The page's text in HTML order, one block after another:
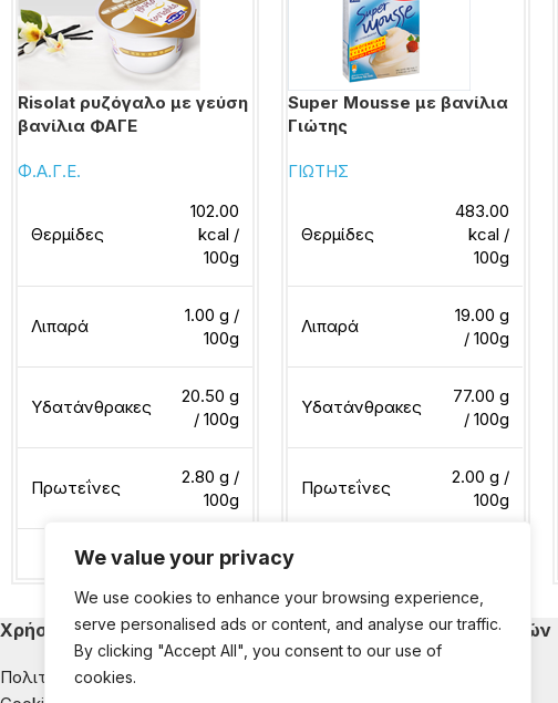
We value your privacy
We use cookies to enhance your browsing experience,
serve personalised ads or content, and analyse our traffic.
By clicking "Accept All", you consent to our use of
cookies.
Risolat ρυζόγαλο με γεύση
βανίλια ΦΑΓΕ
Φ.Α.Γ.Ε.
Θερμίδες
102.00
kcal /
100g
Λιπαρά
1.00 g /
100g
Υδατάνθρακες
20.50 g
/ 100g
Πρωτεΐνες
2.80 g /
100g
Διαβάστε περισσότερα
Super Mousse με βανίλια
Γιώτης
ΓΙΩΤΗΣ
Θερμίδες
483.00
kcal /
100g
Λιπαρά
19.00 g
/ 100g
Υδατάνθρακες
77.00 g
/ 100g
Πρωτεΐνες
2.00 g /
100g
Διαβάστε περισσότερα
Χρήσιμα
Πολιτική Απορρήτου
Κατηγορίες Εκπομπών